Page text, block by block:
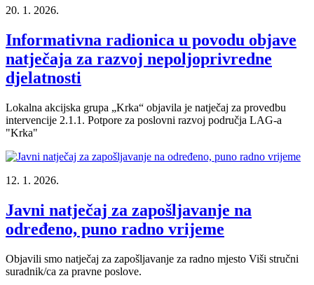
20. 1. 2026.
Informativna radionica u povodu objave
natječaja za razvoj nepoljoprivredne
djelatnosti
Lokalna akcijska grupa „Krka“ objavila je natječaj za provedbu
intervencije 2.1.1. Potpore za poslovni razvoj područja LAG-a
"Krka"
12. 1. 2026.
Javni natječaj za zapošljavanje na
određeno, puno radno vrijeme
Objavili smo natječaj za zapošljavanje za radno mjesto Viši stručni
suradnik/ca za pravne poslove.